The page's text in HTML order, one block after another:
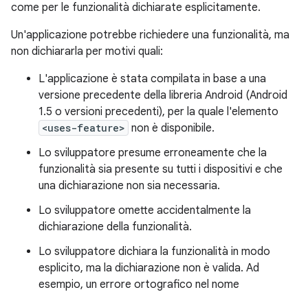
come per le funzionalità dichiarate esplicitamente.
Un'applicazione potrebbe richiedere una funzionalità, ma
non dichiararla per motivi quali:
L'applicazione è stata compilata in base a una
versione precedente della libreria Android (Android
1.5 o versioni precedenti), per la quale l'elemento
<uses-feature> non è disponibile.
Lo sviluppatore presume erroneamente che la
funzionalità sia presente su tutti i dispositivi e che
una dichiarazione non sia necessaria.
Lo sviluppatore omette accidentalmente la
dichiarazione della funzionalità.
Lo sviluppatore dichiara la funzionalità in modo
esplicito, ma la dichiarazione non è valida. Ad
esempio, un errore ortografico nel nome